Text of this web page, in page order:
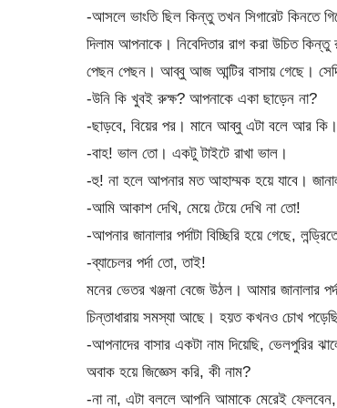
-আসলে ভাংতি ছিল কিন্তু তখন সিগারেট কিনতে
দিলাম আপনাকে। নিবেদিতার রাগ করা উচিত
পেছন পেছন। আব্বু আজ আন্টির বাসায় গেছে।
-উনি কি খুবই রুক্ষ? আপনাকে একা ছাড়েন না?
-ছাড়বে, বিয়ের পর। মানে আব্বু এটা বলে আর কি।
-বাহ! ভাল তো। একটু টাইটে রাখা ভাল।
-হু! না হলে আপনার মত আহাম্মক হয়ে যাবে।
-আমি আকাশ দেখি, মেয়ে টেয়ে দেখি না তো!
-আপনার জানালার পর্দাটা বিচ্ছিরি হয়ে গেছে,
-ব্যাচেলর পর্দা তো, তাই!
মনের ভেতর খঞ্জনা বেজে উঠল। আমার জানালার
চিন্তাধারায় সমস্যা আছে। হয়ত কখনও চোখ
-আপনাদের বাসার একটা নাম দিয়েছি, ভেলপুরির
অবাক হয়ে জিজ্ঞেস করি, কী নাম?
-না না, এটা বললে আপনি আমাকে মেরেই ফেলবেন,